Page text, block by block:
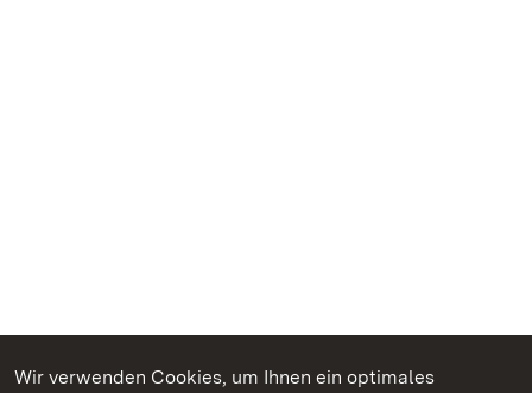
Wir verwenden Cookies, um Ihnen ein optimales